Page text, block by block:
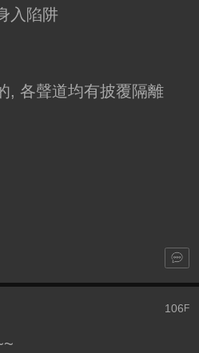
入陷阱
, 各聲道均有披覆隔離
106 F